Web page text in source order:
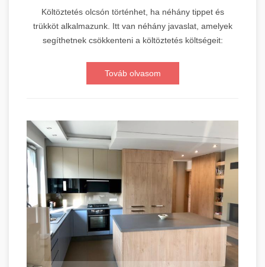
Költöztetés olcsón történhet, ha néhány tippet és
trükköt alkalmazunk. Itt van néhány javaslat, amelyek
segíthetnek csökkenteni a költöztetés költségeit:
Továb olvasom